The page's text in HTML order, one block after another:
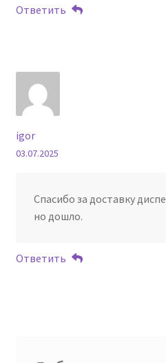
Ответить
igor
03.07.2025
Спасибо за доставку
но дошло.
Ответить